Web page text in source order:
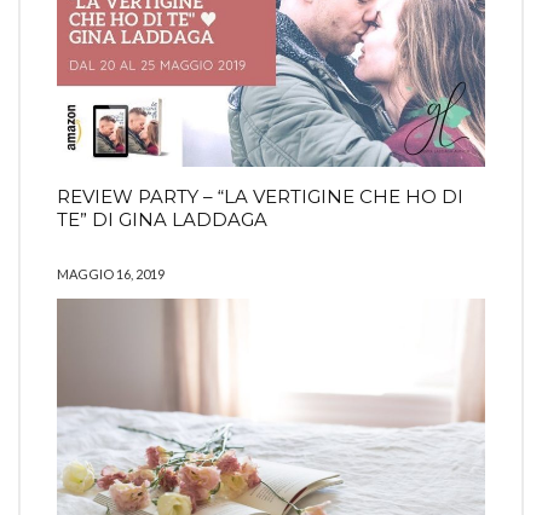
REVIEW PARTY – “LA VERTIGINE CHE HO DI
TE” DI GINA LADDAGA
MAGGIO 16, 2019